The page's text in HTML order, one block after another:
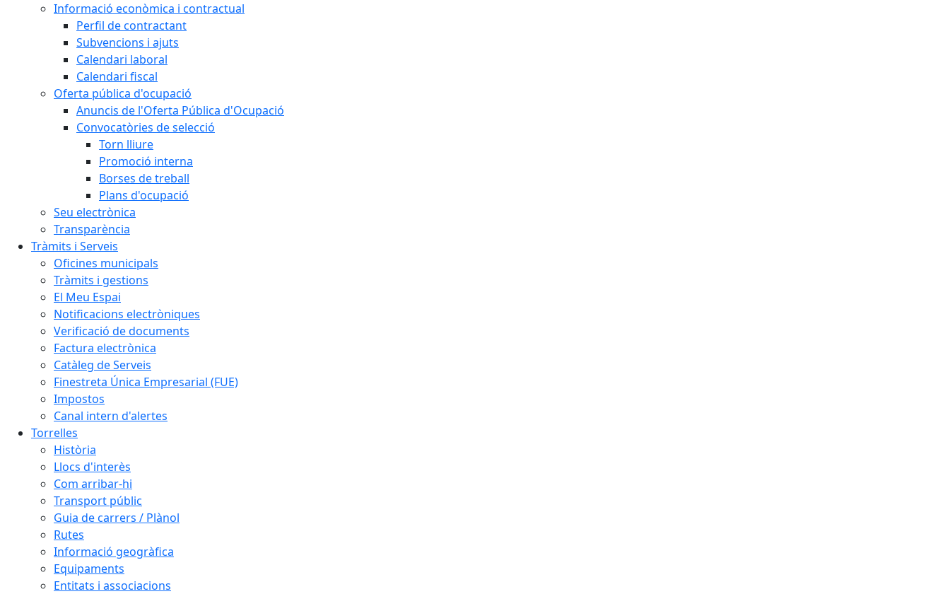
Informació econòmica i contractual
Perfil de contractant
Subvencions i ajuts
Calendari laboral
Calendari fiscal
Oferta pública d'ocupació
Anuncis de l'Oferta Pública d'Ocupació
Convocatòries de selecció
Torn lliure
Promoció interna
Borses de treball
Plans d'ocupació
Seu electrònica
Transparència
Tràmits i Serveis
Oficines municipals
Tràmits i gestions
El Meu Espai
Notificacions electròniques
Verificació de documents
Factura electrònica
Catàleg de Serveis
Finestreta Única Empresarial (FUE)
Impostos
Canal intern d'alertes
Torrelles
Història
Llocs d'interès
Com arribar-hi
Transport públic
Guia de carrers / Plànol
Rutes
Informació geogràfica
Equipaments
Entitats i associacions